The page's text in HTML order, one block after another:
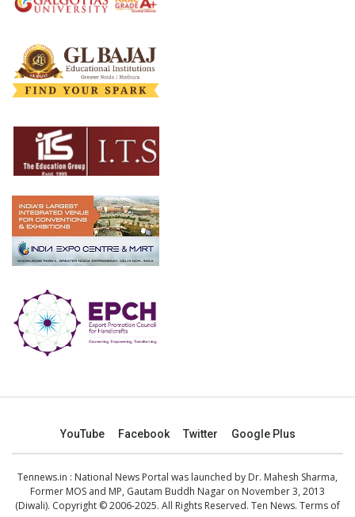
YouTube Facebook Twitter Google Plus
Tennews.in : National News Portal was launched by Dr. Mahesh Sharma,
Former MOS and MP, Gautam Buddh Nagar on November 3, 2013
(Diwali). Copyright © 2006-2025. All Rights Reserved. Ten News. Terms of